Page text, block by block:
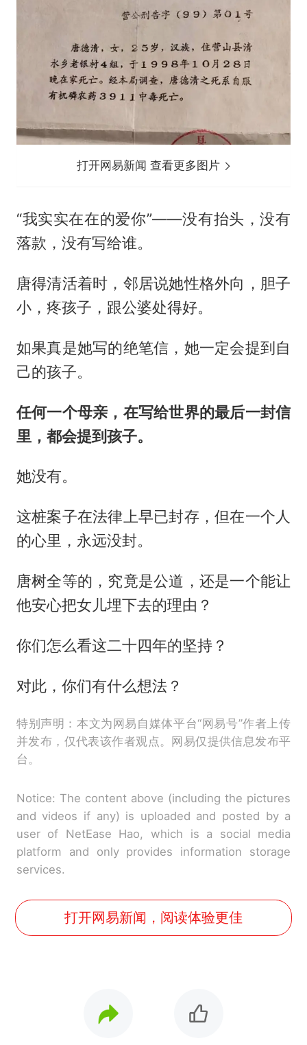
打开网易新闻 查看更多图片
“我实实在在的爱你”——没有抬头，没有
落款，没有写给谁。
唐得清活着时，邻居说她性格外向，胆子
小，疼孩子，跟公婆处得好。
如果真是她写的绝笔信，她一定会提到自
己的孩子。
任何一个母亲，在写给世界的最后一封信
里，都会提到孩子。
她没有。
这桩案子在法律上早已封存，但在一个人
的心里，永远没封。
唐树全等的，究竟是公道，还是一个能让
他安心把女儿埋下去的理由？
你们怎么看这二十四年的坚持？
对此，你们有什么想法？
特别声明：本文为网易自媒体平台“网易号”作者上传
并发布，仅代表该作者观点。网易仅提供信息发布平
台。
Notice: The content above (including the pictures
and videos if any) is uploaded and posted by a
user of NetEase Hao, which is a social media
platform and only provides information storage
services.
打开网易新闻，阅读体验更佳